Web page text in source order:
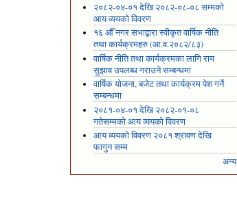
२०८२-०४-०१ देखि २०८२-०८-०८ सम्मको
आय व्ययको विवरण
१६ औँ नगर सभाद्बारा स्वीकृत वार्षिक नीति
तथा कार्यक्रमहरु (आ.व.२०८२/८३)
वार्षिक नीति तथा कार्यक्रमका लागि राय
सुझाव उपलब्ध गराउने सम्बन्धमा
वार्षिक योजना, बजेट तथा कार्यक्रम पेश गर्ने
सम्बन्धमा
२०८१-०४-०१ देखि २०८२-०१-०८
गतेसम्मको आय व्ययको विवरण
आय व्ययको विवरण २०८१ श्रावण देखि
फागुन सम्म
अन्य